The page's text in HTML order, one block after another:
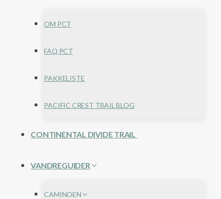
OM PCT
FAQ PCT
PAKKELISTE
PACIFIC CREST TRAIL BLOG
CONTINENTAL DIVIDE TRAIL
VANDREGUIDER
CAMINOEN